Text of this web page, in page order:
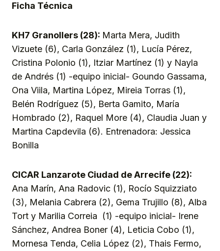
Ficha Técnica
KH7 Granollers (28): Marta Mera, Judith
Vizuete (6), Carla González (1), Lucía Pérez,
Cristina Polonio (1), Itziar Martínez (1) y Nayla
de Andrés (1) -equipo inicial- Goundo Gassama,
Ona Viila, Martina López, Mireia Torras (1),
Belén Rodríguez (5), Berta Gamito, María
Hombrado (2), Raquel More (4), Claudia Juan y
Martina Capdevila (6). Entrenadora: Jessica
Bonilla
CICAR Lanzarote Ciudad de Arrecife (22):
Ana Marín, Ana Radovic (1), Rocío Squizziato
(3), Melania Cabrera (2), Gema Trujillo (8), Alba
Tort y Marilia Correia (1) -equipo inicial- Irene
Sánchez, Andrea Boner (4), Leticia Cobo (1),
Mornesa Tenda, Celia López (2), Thais Fermo,